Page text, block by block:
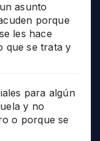
asunto
porque
les hace
que se trata y
para algún
y no
o porque se